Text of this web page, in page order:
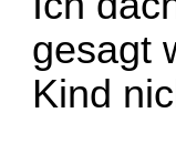
gesagt
Kind